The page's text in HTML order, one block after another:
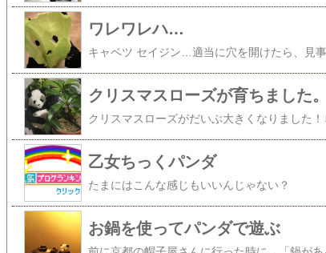
ワレワレハ…
キャベツ セイジン…適当に穴を開けたら、見
クリスマスローズが育ちました。
乙女ちっくパンダ
たまにはこんな感じもいいんじゃない？
お鍋を使ってパンダで遊ぶ